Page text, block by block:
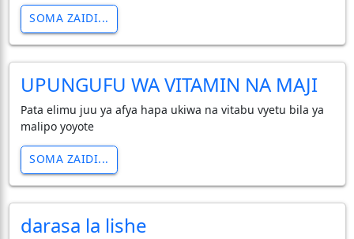
SOMA ZAIDI...
UPUNGUFU WA VITAMIN NA MAJI
Pata elimu juu ya afya hapa ukiwa na vitabu vyetu bila ya
malipo yoyote
SOMA ZAIDI...
darasa la lishe